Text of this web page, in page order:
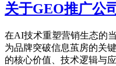
关于GEO推广公
在AI技术重塑营销生态的
为品牌突破信息茧房的关
的核心价值、技术逻辑与